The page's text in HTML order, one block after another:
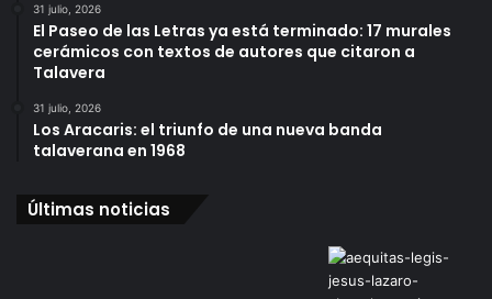
31 julio, 2026
El Paseo de las Letras ya está terminado: 17 murales
cerámicos con textos de autores que citaron a
Talavera
31 julio, 2026
Los Aracaris: el triunfo de una nueva banda
talaverana en 1968
Últimas noticias